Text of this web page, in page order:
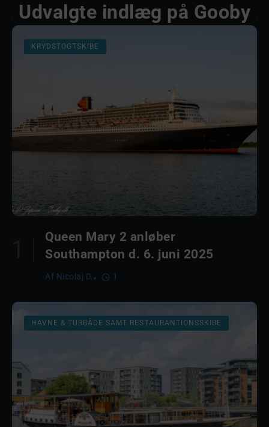
Udvalgte indlæg på Gooby
KRYDSTOGTSKIBE
Queen Mary 2 anløber
Southampton d. 6. juni 2025
Af Nicolaj D. 1
HAVNE & TURBÅDE SAMT RESTAURANTIONSSKIBE